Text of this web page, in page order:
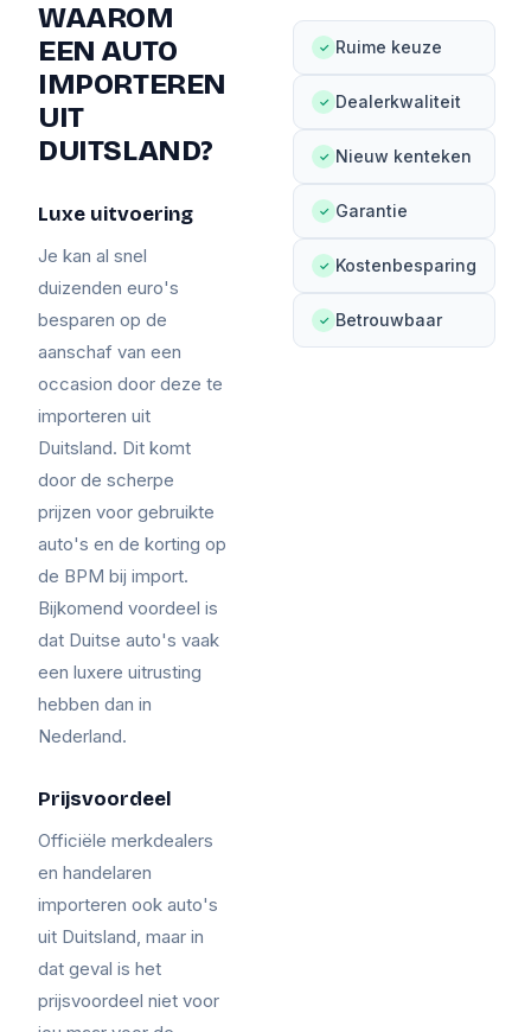
WAAROM
EEN AUTO
IMPORTEREN
UIT
DUITSLAND?
Luxe uitvoering
Je kan al snel
duizenden euro's
besparen op de
aanschaf van een
occasion door deze te
importeren uit
Duitsland. Dit komt
door de scherpe
prijzen voor gebruikte
auto's en de korting op
de BPM bij import.
Bijkomend voordeel is
dat Duitse auto's vaak
een luxere uitrusting
hebben dan in
Nederland.
Prijsvoordeel
Officiële merkdealers
en handelaren
importeren ook auto's
uit Duitsland, maar in
dat geval is het
prijsvoordeel niet voor
✓ Ruime keuze
✓ Dealerkwaliteit
✓ Nieuw kenteken
✓ Garantie
✓ Kostenbesparing
✓ Betrouwbaar